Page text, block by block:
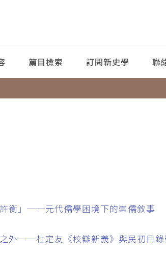
篇目檢索 訂閱新史學 聯
衡」──元代儒學困境下的崇儒敘事
外──杜定友《校讎新義》與民初目錄